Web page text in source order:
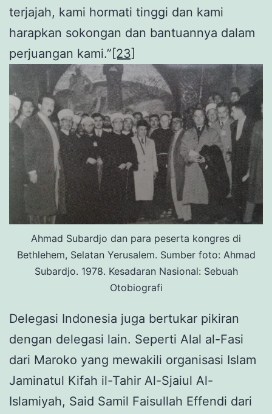
terjajah, kami hormati tinggi dan kami
harapkan sokongan dan bantuannya dalam
perjuangan kami.” [23]
Ahmad Subardjo dan para peserta kongres di
Bethlehem, Selatan Yerusalem. Sumber foto: Ahmad
Subardjo. 1978. Kesadaran Nasional: Sebuah
Otobiografi
Delegasi Indonesia juga bertukar pikiran
dengan delegasi lain. Seperti Alal al-Fasi
dari Maroko yang mewakili organisasi Islam
Jaminatul Kifah il-Tahir Al-Sjaiul Al-
Islamiyah, Said Samil Faisullah Effendi dari